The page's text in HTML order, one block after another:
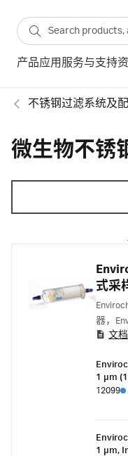
产品应用 服务与支持
不锈钢过滤系统及
微生物不锈
式采
器，
方法文档
1 µm
12099
1 µm,